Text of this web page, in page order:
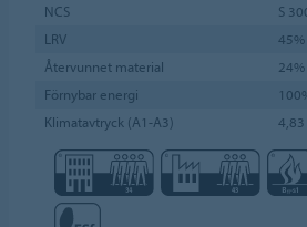
NCS
S
LRV
45%
Återvunnet material
24%
Förnybar energi
Klimatavtryck (A1-A3)
4,83